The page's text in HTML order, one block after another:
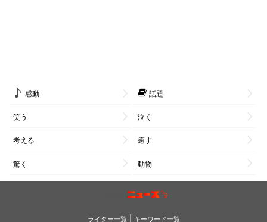
感動 話題
笑う 泣く
考える 癒す
驚く 動物
ライター一覧| キーワード一覧